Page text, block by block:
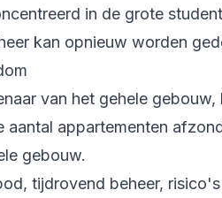
in de grote
kan opnieuw worden
van het gehele
aantal appartementen
gebouw.
tijdrovend beheer,